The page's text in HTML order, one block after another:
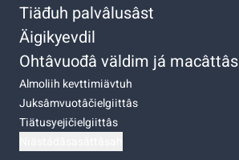
Tiäđuh palvâlusâst
Äigikyevdil
Ohtâvuođâ väldim já macâttâs
Almoliih kevttimiävtuh
Juksâmvuotâčielgiittâs
Tiätusyejičielgiittâs